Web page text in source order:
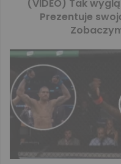
(VIDEO) Tak
Prezentuje